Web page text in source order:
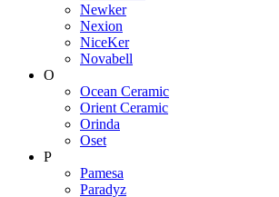
Newker
Nexion
NiceKer
Novabell
O
Ocean Ceramic
Orient Ceramic
Orinda
Oset
P
Pamesa
Paradyz